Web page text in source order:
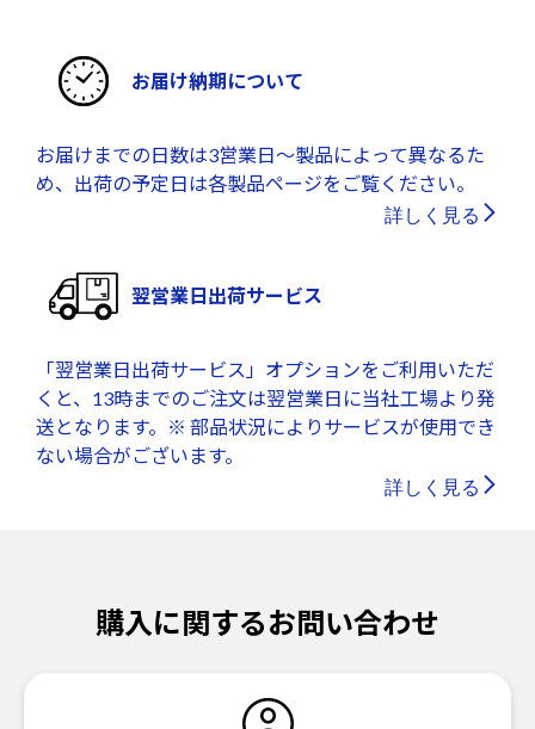
お届け納期について
お届けまでの日数は3営業日～製品によって異なるた
め、出荷の予定日は各製品ページをご覧ください。
詳しく見る
翌営業日出荷サービス
「翌営業日出荷サービス」オプションをご利用いただ
くと、13時までのご注文は翌営業日に当社工場より発
送となります。※ 部品状況によりサービスが使用でき
ない場合がございます。
詳しく見る
購入に関するお問い合わせ